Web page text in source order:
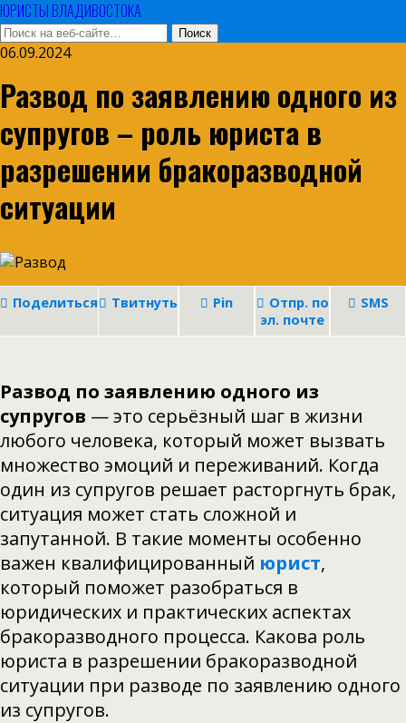
ЮРИСТЫ ВЛАДИВОСТОКА
06.09.2024
Развод по заявлению одного из
супругов – роль юриста в
разрешении бракоразводной
ситуации
Поделиться Твитнуть Pin
Отпр. по
эл. почте
SMS
Развод по заявлению одного из
супругов — это серьёзный шаг в жизни
любого человека, который может вызвать
множество эмоций и переживаний. Когда
один из супругов решает расторгнуть брак,
ситуация может стать сложной и
запутанной. В такие моменты особенно
важен квалифицированный юрист,
который поможет разобраться в
юридических и практических аспектах
бракоразводного процесса. Какова роль
юриста в разрешении бракоразводной
ситуации при разводе по заявлению одного
из супругов.